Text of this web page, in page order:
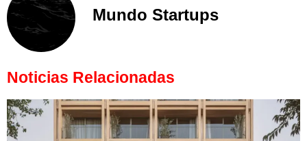
Mundo Startups
Noticias Relacionadas